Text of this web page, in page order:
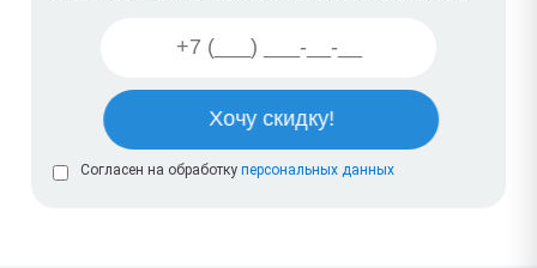
Согласен на обработку персональных данных